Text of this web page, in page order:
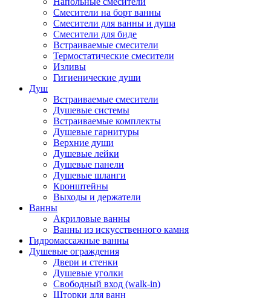
Смесители на борт ванны
Смесители для ванны и душа
Смесители для биде
Встраиваемые смесители
Термостатические смесители
Изливы
Гигиенические души
Душ
Встраиваемые смесители
Душевые системы
Встраиваемые комплекты
Душевые гарнитуры
Верхние души
Душевые лейки
Душевые панели
Душевые шланги
Кронштейны
Выходы и держатели
Ванны
Акриловые ванны
Ванны из искусственного камня
Гидромассажные ванны
Душевые ограждения
Двери и стенки
Душевые уголки
Свободный вход (walk-in)
Шторки для ванн